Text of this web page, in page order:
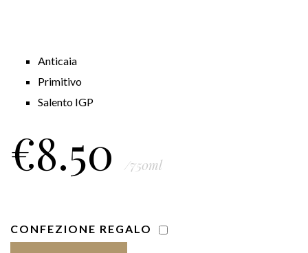
Anticaia
Primitivo
Salento IGP
€8.50 /750ml
CONFEZIONE REGALO